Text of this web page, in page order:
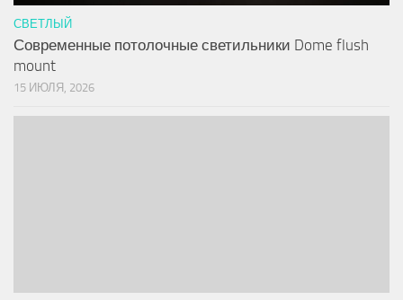
СВЕТЛЫЙ
Современные потолочные светильники Dome flush
mount
15 ИЮЛЯ, 2026